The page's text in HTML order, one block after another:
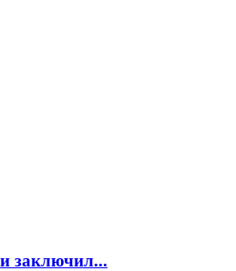
заключил...